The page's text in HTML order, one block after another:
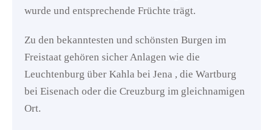
wurde und entsprechende Früchte trägt.
Zu den bekanntesten und schönsten Burgen im
Freistaat gehören sicher Anlagen wie die
Leuchtenburg über Kahla bei Jena , die Wartburg
bei Eisenach oder die Creuzburg im gleichnamigen
Ort.